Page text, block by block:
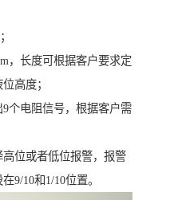
，长度可根据客户要求定
高度；
个电阻信号，根据客户需
位或者低位报警，报警
9/10和1/10位置。